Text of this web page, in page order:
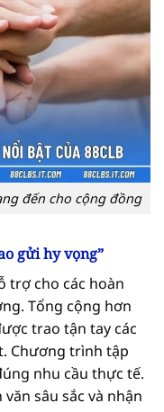
đến cho cộng đồng
gửi hy vọng”
trợ cho các hoàn
Tổng cộng hơn
trao tận tay các
Chương trình tập
nhu cầu thực tế.
sâu sắc và nhận